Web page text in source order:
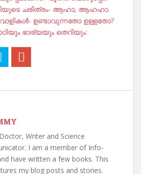
ചരിത്രം- ആഹാ, ആഹഹാ.
ഉണ്ടാവുന്നതോ ഉള്ളതോ?
ഭാര്യയും തെറിയും:
Writer and Science
I am a member of Info-
have written a few books. This
my blog posts and stories.